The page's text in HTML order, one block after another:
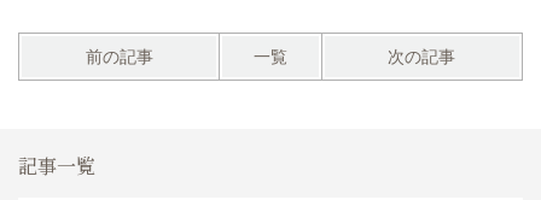
前の記事 一覧 次の記事
記事一覧